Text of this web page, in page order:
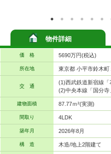
物件詳細
価 格 5690万円(税込)
所在地 東京都 小平市鈴木町
交 通
(1)西武鉄道新宿線
(2)中央本線「国分
建物面積 87.77ｍ²(実測)
間取り 4LDK
築年月 2026年8月
構 造 木造/地上2階建て